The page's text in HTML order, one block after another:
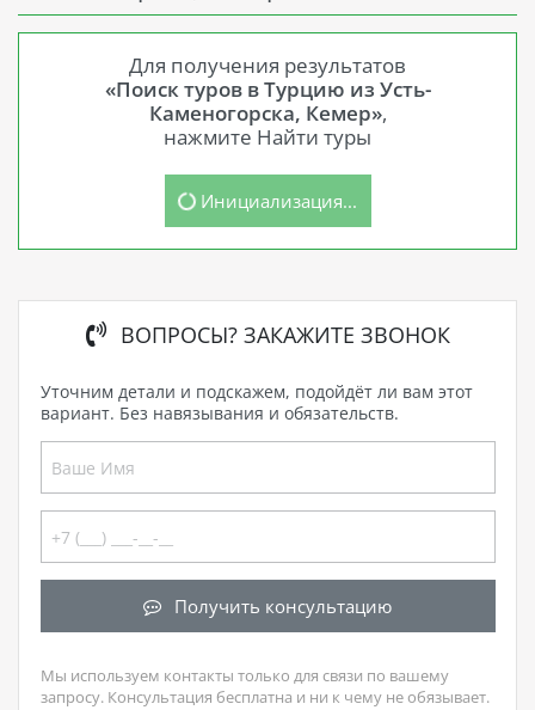
Для получения результатов
«Поиск туров в Турцию из Усть-
Каменогорска, Кемер»,
нажмите Найти туры
Инициализация...
ВОПРОСЫ? ЗАКАЖИТЕ ЗВОНОК
Уточним детали и подскажем, подойдёт ли вам этот
вариант. Без навязывания и обязательств.
Получить консультацию
Мы используем контакты только для связи по вашему
запросу. Консультация бесплатна и ни к чему не обязывает.